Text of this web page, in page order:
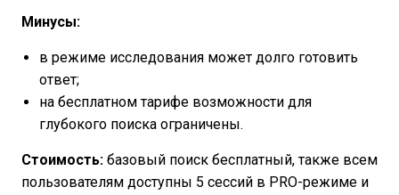
Минусы:
в режиме исследования может долго готовить
ответ;
на бесплатном тарифе возможности для
глубокого поиска ограничены.
Стоимость: базовый поиск бесплатный, также всем
пользователям доступны 5 сессий в PRO-режиме и